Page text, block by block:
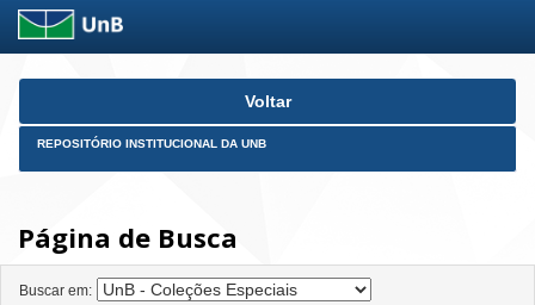
Skip
Voltar
REPOSITÓRIO INSTITUCIONAL DA UNB
Página de Busca
Buscar em: